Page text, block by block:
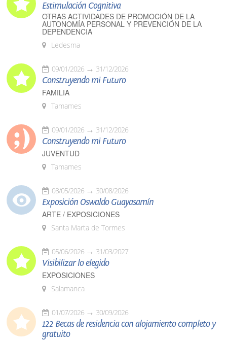
Estimulación Cognitiva
OTRAS ACTIVIDADES DE PROMOCIÓN DE LA
AUTONOMÍA PERSONAL Y PREVENCIÓN DE LA
DEPENDENCIA
Ledesma
09/01/2026 31/12/2026
Construyendo mi Futuro
FAMILIA
Tamames
09/01/2026 31/12/2026
Construyendo mi Futuro
JUVENTUD
Tamames
08/05/2026 30/08/2026
Exposición Oswaldo Guayasamín
ARTE / EXPOSICIONES
Santa Marta de Tormes
05/06/2026 31/03/2027
Visibilizar lo elegido
EXPOSICIONES
Salamanca
01/07/2026 30/09/2026
122 Becas de residencia con alojamiento completo y
gratuito